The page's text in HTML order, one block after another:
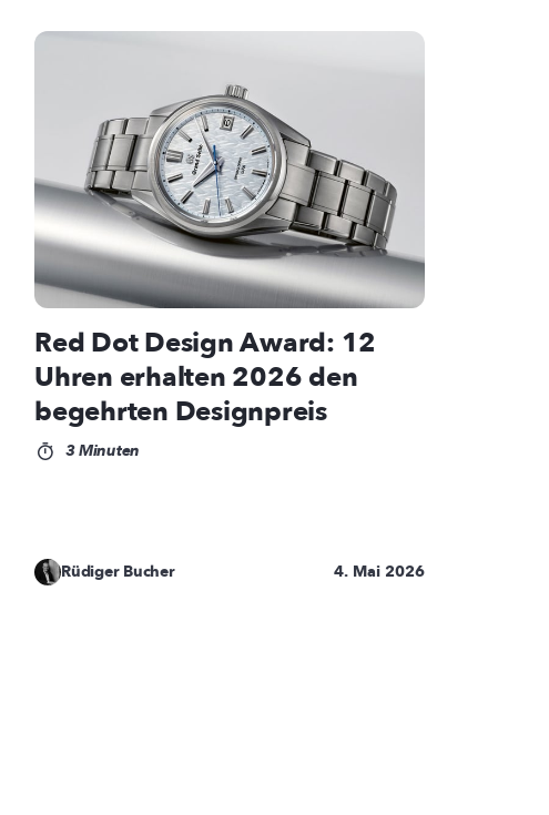
Red Dot Design Award: 12
Uhren erhalten 2026 den
begehrten Designpreis
3 Minuten
Rüdiger Bucher 4. Mai 2026